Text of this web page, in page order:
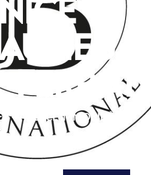
Nice
Ferrat
– AGENCE IMMOBILIÈRE